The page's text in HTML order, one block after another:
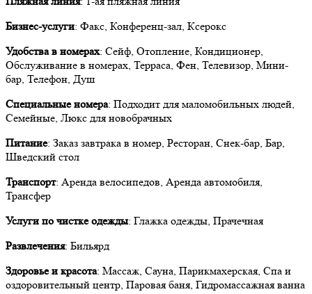
Бизнес-услуги: Факс, Конференц-зал, Ксерокс
Удобства в номерах: Сейф, Отопление, Кондиционер,
Обслуживание в номерах, Терраса, Фен, Телевизор, Мини-
бар, Телефон, Душ
Специальные номера: Подходит для маломобильных людей,
Семейные, Люкс для новобрачных
Питание: Заказ завтрака в номер, Ресторан, Снек-бар, Бар,
Шведский стол
Транспорт: Аренда велосипедов, Аренда автомобиля,
Трансфер
Услуги по чистке одежды: Глажка одежды, Прачечная
Развлечения: Бильярд
Здоровье и красота: Массаж, Сауна, Парикмахерская, Спа и
оздоровительный центр, Паровая баня, Гидромассажная ванна